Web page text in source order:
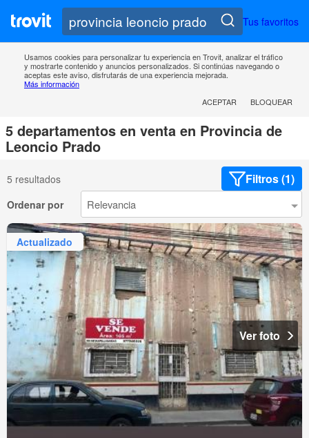
Tus favoritos
Usamos cookies para personalizar tu experiencia en Trovit, analizar el tráfico
y mostrarte contenido y anuncios personalizados. Si continúas navegando o
aceptas este aviso, disfrutarás de una experiencia mejorada.
Más información
ACEPTAR
BLOQUEAR
5 departamentos en venta en Provincia de
Leoncio Prado
5 resultados Filtros (1)
Ordenar por
Actualizado
Ver foto